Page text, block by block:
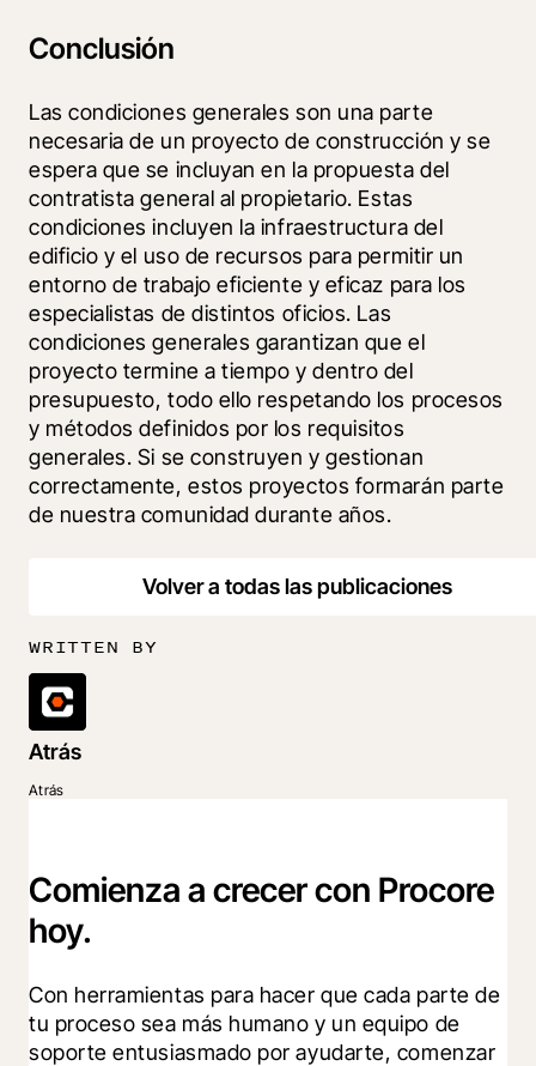
Conclusión
Las condiciones generales son una parte
necesaria de un proyecto de construcción y se
espera que se incluyan en la propuesta del
contratista general al propietario. Estas
condiciones incluyen la infraestructura del
edificio y el uso de recursos para permitir un
entorno de trabajo eficiente y eficaz para los
especialistas de distintos oficios. Las
condiciones generales garantizan que el
proyecto termine a tiempo y dentro del
presupuesto, todo ello respetando los procesos
y métodos definidos por los requisitos
generales. Si se construyen y gestionan
correctamente, estos proyectos formarán parte
de nuestra comunidad durante años.
Volver a todas las publicaciones
WRITTEN BY
Atrás
Atrás
Comienza a crecer con Procore
hoy.
Con herramientas para hacer que cada parte de
tu proceso sea más humano y un equipo de
soporte entusiasmado por ayudarte, comenzar